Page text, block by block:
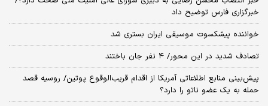
خبرگزاری فارس توضیح داد
خواننده پیشکسوت موسیقی ایران بستری شد
تصادف شدید در این محور/ ۴ نفر جان باختند
پیش‌بینی منابع اطلاعاتی آمریکا از اقدام قریب‌الوقوع پوتین/ روسیه قصد
حمله به یک عضو ناتو را دارد؟